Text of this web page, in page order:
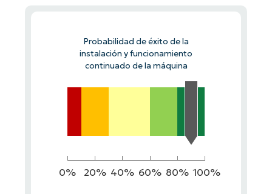
Probabilidad de éxito de la
instalación y funcionamiento
continuado de la máquina
0% 20% 40% 60% 80% 100%